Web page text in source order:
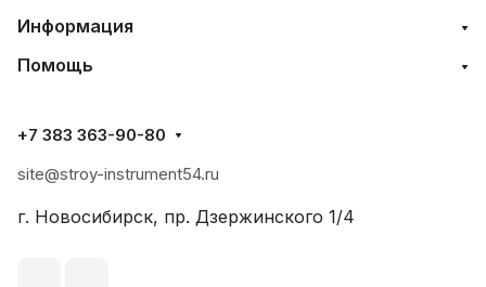
Информация
Помощь
+7 383 363-90-80
site@stroy-instrument54.ru
г. Новосибирск, пр. Дзержинского 1/4